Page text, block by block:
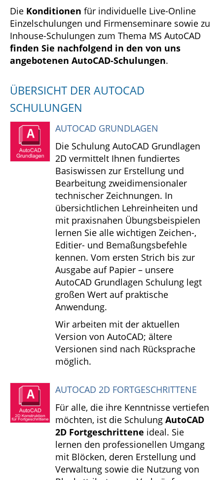
Die Konditionen für individuelle Live-Online
Einzelschulungen und Firmenseminare sowie zu
Inhouse-Schulungen zum Thema MS AutoCAD
finden Sie nachfolgend in den von uns
angebotenen AutoCAD-Schulungen.
ÜBERSICHT DER AUTOCAD
SCHULUNGEN
AUTOCAD GRUNDLAGEN
Die Schulung AutoCAD Grundlagen
2D vermittelt Ihnen fundiertes
Basiswissen zur Erstellung und
Bearbeitung zweidimensionaler
technischer Zeichnungen. In
übersichtlichen Lehreinheiten und
mit praxisnahen Übungsbeispielen
lernen Sie alle wichtigen Zeichen-,
Editier- und Bemaßungsbefehle
kennen. Vom ersten Strich bis zur
Ausgabe auf Papier – unsere
AutoCAD Grundlagen Schulung legt
großen Wert auf praktische
Anwendung.
Wir arbeiten mit der aktuellen
Version von AutoCAD; ältere
Versionen sind nach Rücksprache
möglich.
AUTOCAD 2D FORTGESCHRITTENE
Für alle, die ihre Kenntnisse vertiefen
möchten, ist die Schulung AutoCAD
2D Fortgeschrittene ideal. Sie
lernen den professionellen Umgang
mit Blöcken, deren Erstellung und
Verwaltung sowie die Nutzung von